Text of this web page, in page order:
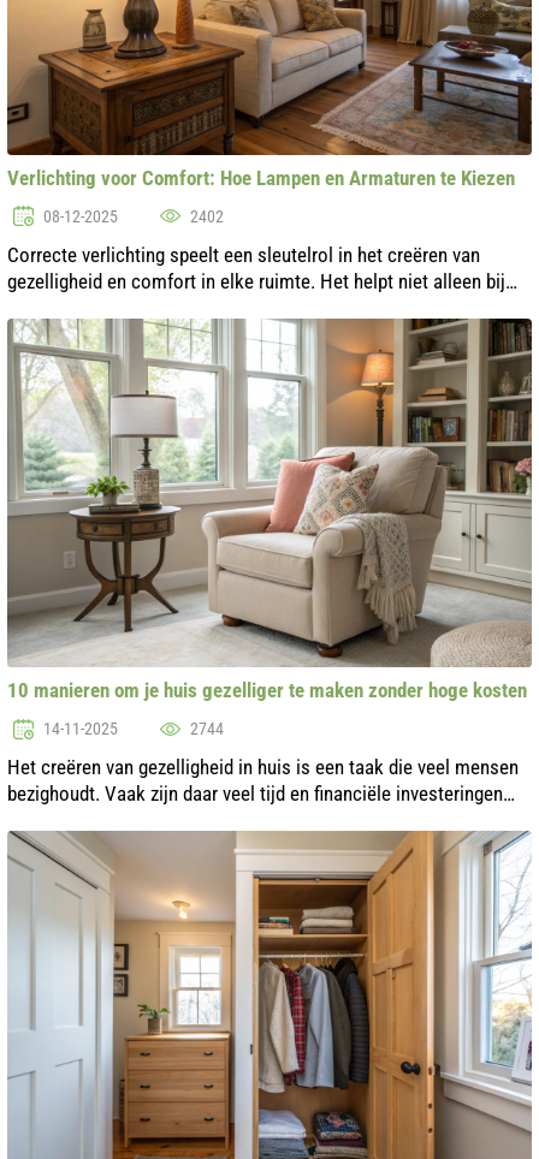
Verlichting voor Comfort: Hoe Lampen en Armaturen te Kiezen
08-12-2025 2402
Correcte verlichting speelt een sleutelrol in het creëren van
gezelligheid en comfort in elke ruimte. Het helpt niet alleen bij
het welzij...
10 manieren om je huis gezelliger te maken zonder hoge kosten
14-11-2025 2744
Het creëren van gezelligheid in huis is een taak die veel mensen
bezighoudt. Vaak zijn daar veel tijd en financiële investeringen
bereik...